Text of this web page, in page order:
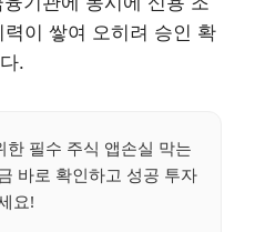
이 쌓여 오히려 승인 확
.
한 필수 주식 앱손실 막는
바로 확인하고 성공 투자
요!